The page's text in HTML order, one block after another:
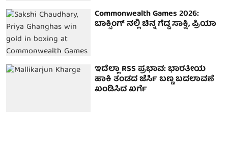
Commonwealth Games 2026:
ಬಾಕ್ಸಿಂಗ್ ನಲ್ಲಿ ಚಿನ್ನ ಗೆದ್ದ ಸಾಕ್ಷಿ, ಪ್ರಿಯಾ
ಇದೆಲ್ಲಾ RSS ಪ್ರಭಾವ: ಭಾರತೀಯ
ಹಾಕಿ ತಂಡದ ಜೆರ್ಸಿ ಬಣ್ಣ ಬದಲಾವಣೆ
ಖಂಡಿಸಿದ ಖರ್ಗೆ